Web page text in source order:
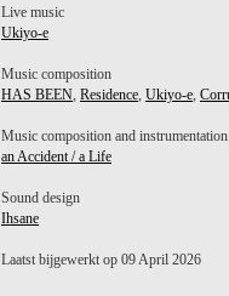
Live music
Ukiyo-e
Music composition
HAS BEEN, Residence, Ukiyo-e,
Music composition and instrumentation
an Accident / a Life
Sound design
Ihsane
Laatst bijgewerkt op 09 April 2026